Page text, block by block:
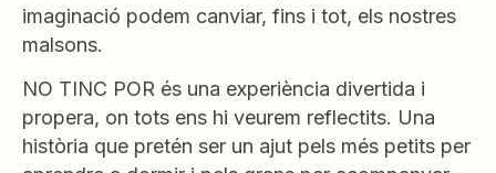
imaginació podem canviar, fins i tot, els nostres
malsons.
NO TINC POR és una experiència divertida i
propera, on tots ens hi veurem reflectits. Una
història que pretén ser un ajut pels més petits per